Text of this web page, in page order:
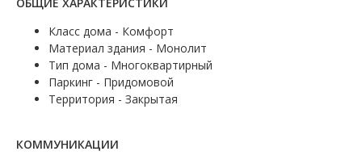
Класс дома - Комфорт
Материал здания - Монолит
Тип дома - Многоквартирный
Паркинг - Придомовой
Территория - Закрытая
КОММУНИКАЦИИ